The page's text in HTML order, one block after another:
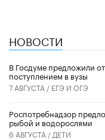
НОВОСТИ
В Госдуме предложили
поступлением в вузы
7 АВГУСТА / ЕГЭ И ОГЭ
Роспотребнадзор
рыбой и водорослями
6 АВГУСТА / ДЕТИ